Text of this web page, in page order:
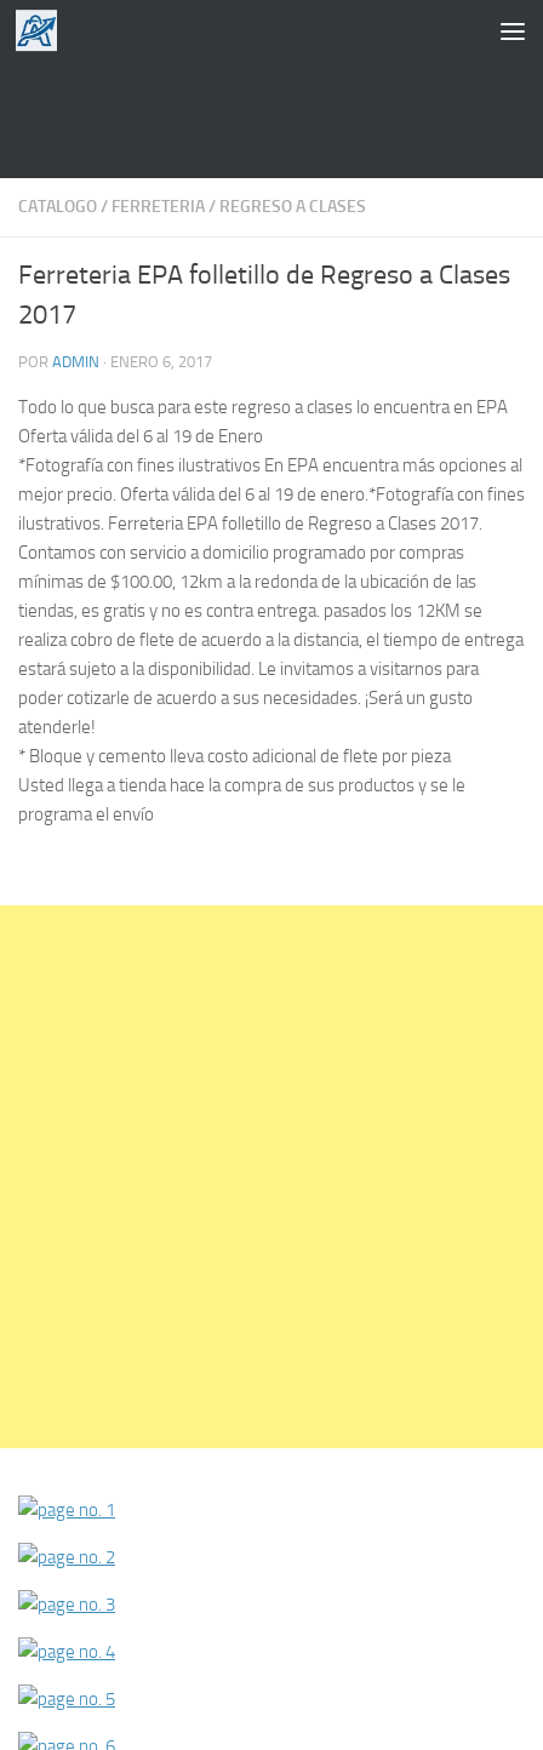
Saltar al contenido
CATALOGO/ FERRETERIA/ REGRESO A CLASES
Ferreteria EPA folletillo de Regreso a Clases
2017
POR ADMIN · ENERO 6, 2017
Todo lo que busca para este regreso a clases lo encuentra en EPA
Oferta válida del 6 al 19 de Enero
*Fotografía con fines ilustrativos En EPA encuentra más opciones al
mejor precio. Oferta válida del 6 al 19 de enero.*Fotografía con fines
ilustrativos. Ferreteria EPA folletillo de Regreso a Clases 2017.
Contamos con servicio a domicilio programado por compras
mínimas de $100.00, 12km a la redonda de la ubicación de las
tiendas, es gratis y no es contra entrega. pasados los 12KM se
realiza cobro de flete de acuerdo a la distancia, el tiempo de entrega
estará sujeto a la disponibilidad. Le invitamos a visitarnos para
poder cotizarle de acuerdo a sus necesidades. ¡Será un gusto
atenderle!
* Bloque y cemento lleva costo adicional de flete por pieza
Usted llega a tienda hace la compra de sus productos y se le
programa el envío